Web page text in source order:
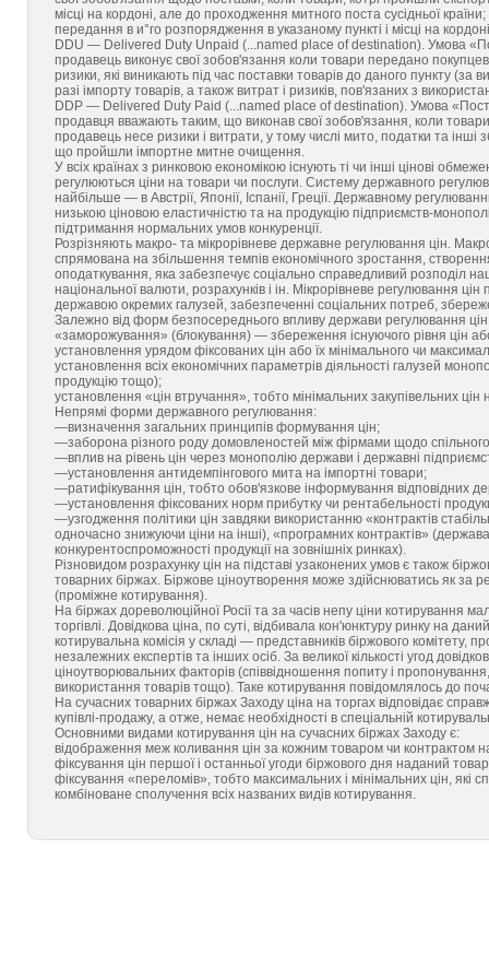
місці на кордоні, але до проходження митного поста сусідньої
передання в и°го розпорядження в указаному пункті і місці на
DDU — Delivered Duty Unpaid (...named place of destination). Умова
продавець виконує свої зобов'язання коли товари передано
ризики, які виникають під час поставки товарів до даного пункту (за
разі імпорту товарів, а також витрат і ризиків, пов'язаних з
DDP — Delivered Duty Paid (...named place of destination). Умова
продавця вважають таким, що виконав свої зобов'язання, коли
продавець несе ризики і витрати, у тому числі мито, податки та інші
що пройшли імпортне митне очищення.
У всіх країнах з ринковою економікою існують ті чи інші цінові
регулюються ціни на товари чи послуги. Систему державного
найбільше — в Австрії, Японії, Іспанії, Греції. Державному
низькою ціновою еластичністю та на продукцію підприємств-
підтримання нормальних умов конкуренції.
Розрізняють макро- та мікрорівневе державне регулювання цін.
спрямована на збільшення темпів економічного зростання,
оподаткування, яка забезпечує соціально справедливий розподіл
національної валюти, розрахунків і ін. Мікрорівневе регулювання
державою окремих галузей, забезпеченні соціальних потреб,
Залежно від форм безпосереднього впливу держави регулювання
«заморожування» (блокування) — збереження існуючого рівня цін
установлення урядом фіксованих цін або їх мінімального чи
установлення всіх економічних параметрів діяльності галузей
продукцію тощо);
установлення «цін втручання», тобто мінімальних закупівельних цін
Непрямі форми державного регулювання:
—визначення загальних принципів формування цін;
—заборона різного роду домовленостей між фірмами щодо
—вплив на рівень цін через монополію держави і державні
—установлення антидемпінгового мита на імпортні товари;
—ратифікування цін, тобто обов'язкове інформування відповідних
—установлення фіксованих норм прибутку чи рентабельності
—узгодження політики цін завдяки використанню «контрактів
одночасно знижуючи ціни на інші), «програмних контрактів»
конкурентоспроможності продукції на зовнішніх ринках).
Різновидом розрахунку цін на підставі узаконених умов є також
товарних біржах. Біржове ціноутворення може здійснюватись як за
(проміжне котирування).
На біржах дореволюційної Росії та за часів непу ціни котирування
торгівлі. Довідкова ціна, по суті, відбивала кон'юнктуру ринку на
котирувальна комісія у складі — представників біржового комітету,
незалежних експертів та інших осіб. За великої кількості угод
ціноутворювальних факторів (співвідношення попиту і
використання товарів тощо). Таке котирування повідомлялось до
На сучасних товарних біржах Заходу ціна на торгах відповідає
купівлі-продажу, а отже, немає необхідності в спеціальній
Основними видами котирування цін на сучасних біржах Заходу є:
відображення меж коливання цін за кожним товаром чи контрактом
фіксування цін першої і останньої угоди біржового дня наданий
фіксування «переломів», тобто максимальних і мінімальних цін, які
комбіноване сполучення всіх названих видів котирування.